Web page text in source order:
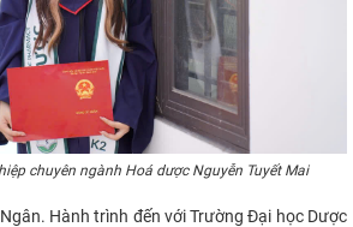
chuyên ngành Hoá dược Nguyễn Tuyết Mai
Hành trình đến với Trường Đại học Dược